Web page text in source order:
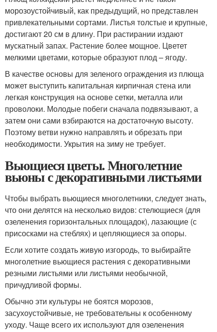
морозоустойчивый, как предыдущий, но представлен
привлекательными сортами. Листья толстые и крупные,
достигают 20 см в длину. При растирании издают
мускатный запах. Растение более мощное. Цветет
мелкими цветами, которые образуют плод – ягоду.
В качестве основы для зеленого ограждения из плюща
может выступить капитальная кирпичная стена или
легкая конструкция на основе сетки, металла или
проволоки. Молодые побеги сначала подвязывают, а
затем они сами взбираются на достаточную высоту.
Поэтому ветви нужно направлять и обрезать при
необходимости. Укрытия на зиму не требует.
Вьющиеся цветы. Многолетние
вьюны с декоративными листьями
Чтобы выбрать вьющиеся многолетники, следует знать,
что они делятся на несколько видов: стелющиеся (для
озеленения горизонтальных площадок), лазающие (с
присосками на стеблях) и цепляющиеся за опоры.
Если хотите создать живую изгородь, то выбирайте
многолетние вьющиеся растения с декоративными
резными листьями или листьями необычной,
причудливой формы.
Обычно эти культуры не боятся морозов,
засухоустойчивые, не требовательны к особенному
уходу. Чаще всего их используют для озеленения